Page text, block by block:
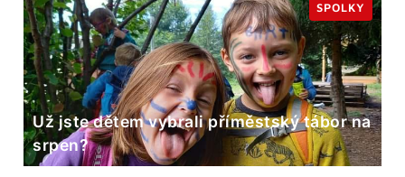
Už jste dětem vybrali příměstský tábor na
srpen?
SPOLKY